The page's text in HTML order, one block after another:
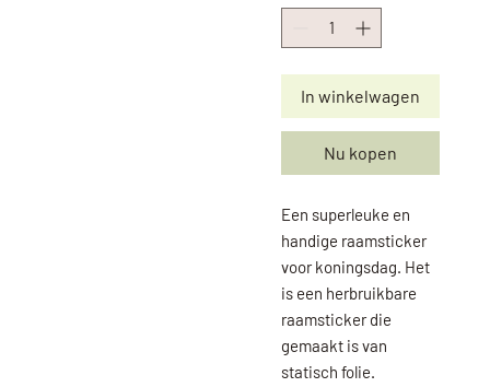
In winkelwagen
Nu kopen
Een superleuke en
handige raamsticker
voor koningsdag. Het
is een herbruikbare
raamsticker die
gemaakt is van
statisch folie.